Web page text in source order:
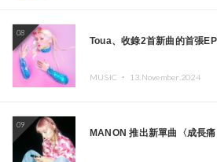
08
Toua、收錄2首新曲的首張
MUSIC ・ 13.November.2024
09
MANON 推出新單曲〈成長痛